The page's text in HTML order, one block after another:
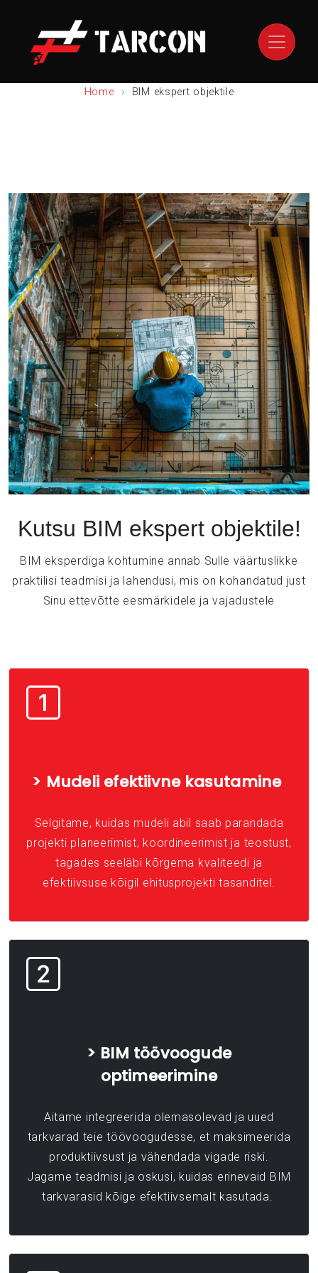
Home BIM ekspert objektile
Kutsu BIM ekspert objektile!
BIM eksperdiga kohtumine annab Sulle väärtuslikke
praktilisi teadmisi ja lahendusi, mis on kohandatud just
Sinu ettevõtte eesmärkidele ja vajadustele
> Mudeli efektiivne kasutamine
Selgitame, kuidas mudeli abil saab parandada
projekti planeerimist, koordineerimist ja teostust,
tagades seeläbi kõrgema kvaliteedi ja
efektiivsuse kõigil ehitusprojekti tasanditel.
> BIM töövoogude
optimeerimine
Aitame integreerida olemasolevad ja uued
tarkvarad teie töövoogudesse, et maksimeerida
produktiivsust ja vähendada vigade riski.
Jagame teadmisi ja oskusi, kuidas erinevaid BIM
tarkvarasid kõige efektiivsemalt kasutada.